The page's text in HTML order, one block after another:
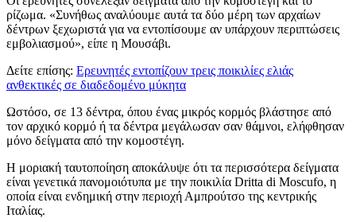
ρίζωμα. «Συνήθως αναλύουμε αυτά τα δύο μέρη των αρχαίων
δέντρων ξεχωριστά για να εντοπίσουμε αν υπάρχουν περιπτώσεις
εμβολιασμού», είπε η Μουσάβι.
Δείτε επίσης: Ερευνητές εντοπίζουν τρεις ποικιλίες ελιάς
ανθεκτικές σε διαδεδομένο μύκητα
Ωστόσο, σε 13 δέντρα, όπου ένας μικρός κορμός βλάστησε από
τον αρχικό κορμό ή τα δέντρα μεγάλωσαν σαν θάμνοι, ελήφθησαν
μόνο δείγματα από την κομοστέγη.
Η μοριακή ταυτοποίηση αποκάλυψε ότι τα περισσότερα δείγματα
είναι γενετικά πανομοιότυπα με την ποικιλία Dritta di Moscufo, η
οποία είναι ενδημική στην περιοχή Αμπρούτσο της κεντρικής
Ιταλίας.